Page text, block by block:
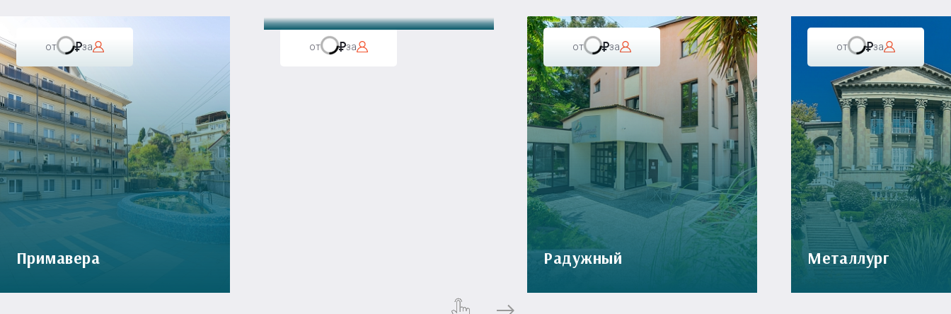
от за
Примавера
от за от за
Радужный
от за
Металлург